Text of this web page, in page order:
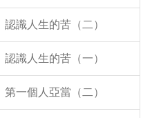
識人生的苦（二）
識人生的苦（一）
一個人亞當（二）